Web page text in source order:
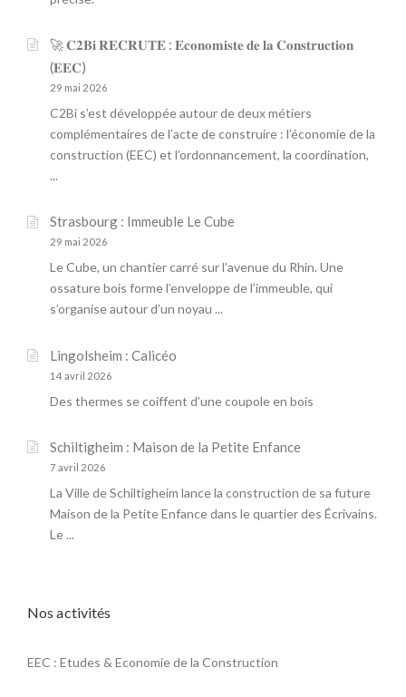
🚀 𝐂𝟐𝐁𝐢 𝐑𝐄𝐂𝐑𝐔𝐓𝐄 : 𝐄𝐜𝐨𝐧𝐨𝐦𝐢𝐬𝐭𝐞 𝐝𝐞 𝐥𝐚 𝐂𝐨𝐧𝐬𝐭𝐫𝐮𝐜𝐭𝐢𝐨𝐧
(𝐄𝐄𝐂)
29 mai 2026
C2Bi s’est développée autour de deux métiers
complémentaires de l’acte de construire : l’économie de la
construction (EEC) et l’ordonnancement, la coordination,
...
Strasbourg : Immeuble Le Cube
29 mai 2026
Le Cube, un chantier carré sur l’avenue du Rhin. Une
ossature bois forme l’enveloppe de l’immeuble, qui
s’organise autour d’un noyau ...
Lingolsheim : Calicéo
14 avril 2026
Des thermes se coiffent d’une coupole en bois
Schiltigheim : Maison de la Petite Enfance
7 avril 2026
La Ville de Schiltigheim lance la construction de sa future
Maison de la Petite Enfance dans le quartier des Écrivains.
Le ...
Nos activités
EEC : Etudes & Economie de la Construction